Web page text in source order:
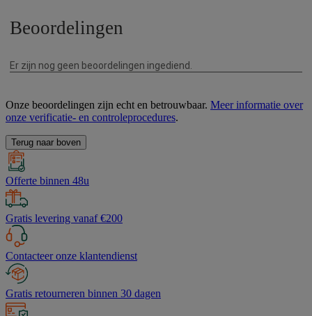
Onze beoordelingen zijn echt en betrouwbaar. Meer informatie over
onze verificatie- en controleprocedures.
Terug naar boven
Offerte binnen 48u
Gratis levering vanaf €200
Contacteer onze klantendienst
Gratis retourneren binnen 30 dagen